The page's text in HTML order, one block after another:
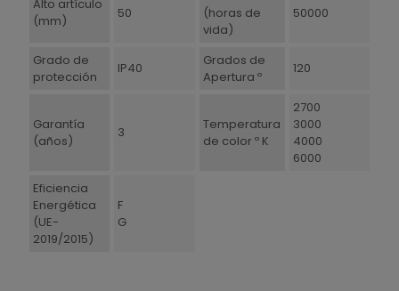
Alto artículo
(mm)
50
(horas de
vida)
50000
Grado de
protección
IP40
Grados de
Apertura º
120
Garantía
(años)
3
Temperatura
de color º K
2700
3000
4000
6000
Eficiencia
Energética
(UE-
2019/2015)
F
G